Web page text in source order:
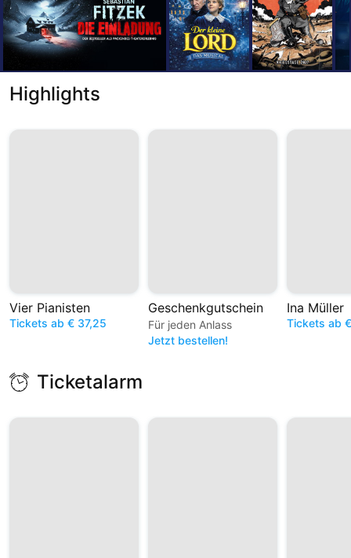
Highlights
Vier Pianisten
Tickets ab € 37,25
Geschenkgutschein
Für jeden Anlass
Jetzt bestellen!
Ina Müller
Tickets ab
Ticketalarm